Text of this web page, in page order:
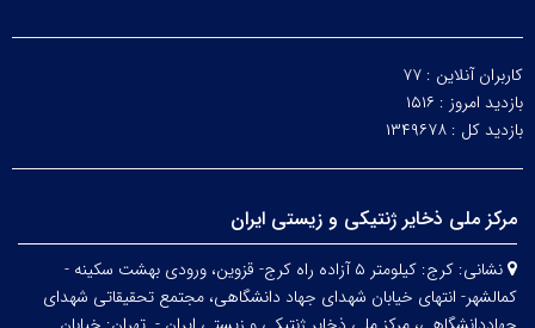
کاربران آنلاین : ۷۷
بازدید امروز : ۱۵۱۶
بازدید کل : ۱۳۴۹۶۷۸
مرکز ملی ذخایر ژنتیکی و زیستی ایران
نشانی:
کرج: کیلومتر ۵ آزاده راه کرج- قزوین، ورودی بهشت سکینه -
کمالشهر- انتهای خیابان شهدای جهاد دانشگاهی، مجتمع تحقیقاتی شهدای